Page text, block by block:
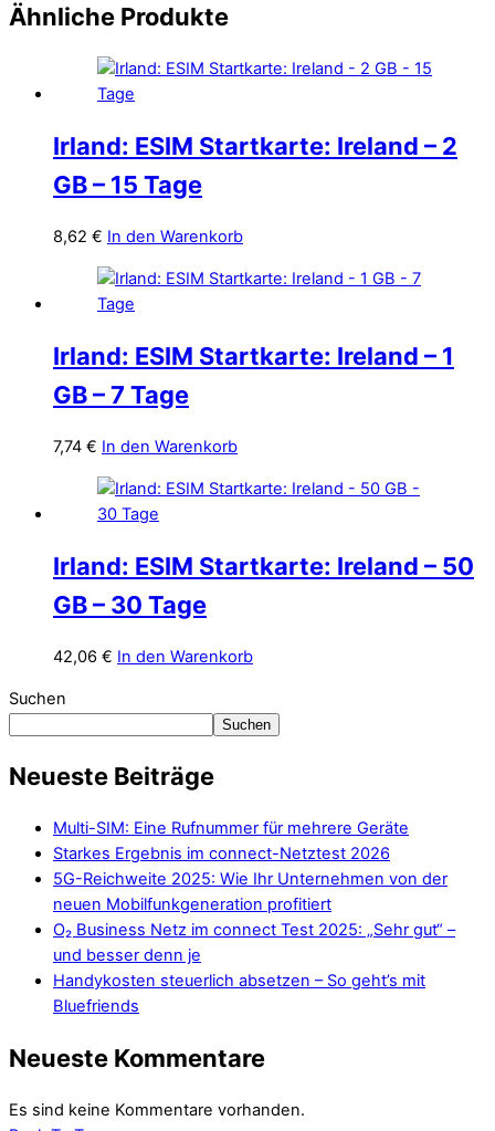
Ähnliche Produkte
Irland: ESIM Startkarte: Ireland – 2
GB – 15 Tage
8,62 € In den Warenkorb
Irland: ESIM Startkarte: Ireland – 1
GB – 7 Tage
7,74 € In den Warenkorb
Irland: ESIM Startkarte: Ireland – 50
GB – 30 Tage
42,06 € In den Warenkorb
Suchen
Suchen
Neueste Beiträge
Multi-SIM: Eine Rufnummer für mehrere Geräte
Starkes Ergebnis im connect-Netztest 2026
5G-Reichweite 2025: Wie Ihr Unternehmen von der
neuen Mobilfunkgeneration profitiert
O₂ Business Netz im connect Test 2025: „Sehr gut“ –
und besser denn je
Handykosten steuerlich absetzen – So geht’s mit
Bluefriends
Neueste Kommentare
Es sind keine Kommentare vorhanden.